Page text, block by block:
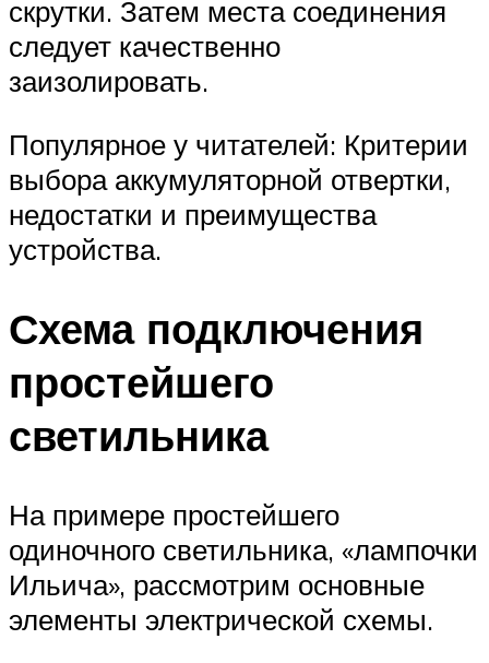
скрутки. Затем места соединения
следует качественно
заизолировать.
Популярное у читателей: Критерии
выбора аккумуляторной отвертки,
недостатки и преимущества
устройства.
Схема подключения
простейшего
светильника
На примере простейшего
одиночного светильника, «лампочки
Ильича», рассмотрим основные
элементы электрической схемы.